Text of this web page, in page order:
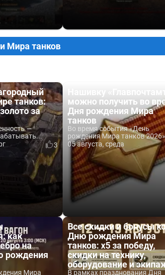
Мира танков
танков:
за
—
3
Нашивку
можно получить во
Дня рождения Мира
танков
Во время события «День
рождения Мира танков
05 августа, среда
как
на
рождения
Мира
Все скидки и бонусы
Дню рождения Мира
танков: x5 за победу,
скидки на технику,
оборудование и
В рамках празднования Дня